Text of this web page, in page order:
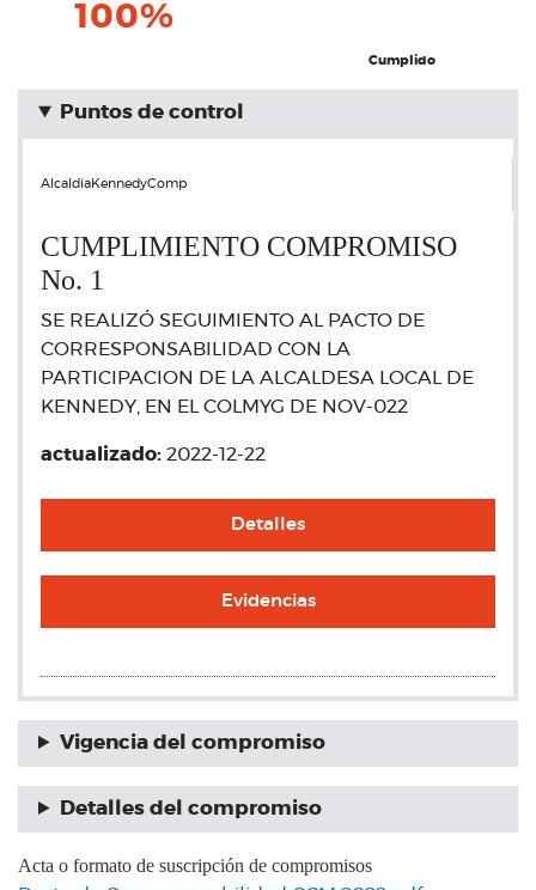
100%
Cumplido
Puntos de control
AlcaldiaKennedyComp
CUMPLIMIENTO COMPROMISO
No. 1
SE REALIZÓ SEGUIMIENTO AL PACTO DE
CORRESPONSABILIDAD CON LA
PARTICIPACION DE LA ALCALDESA LOCAL DE
KENNEDY, EN EL COLMYG DE NOV-022
actualizado: 2022-12-22
Detalles
Evidencias
Vigencia del compromiso
Detalles del compromiso
Acta o formato de suscripción de compromisos